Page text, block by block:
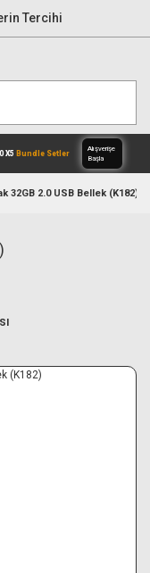
Tercihi
32GB 2.0 USB Bellek (K182)